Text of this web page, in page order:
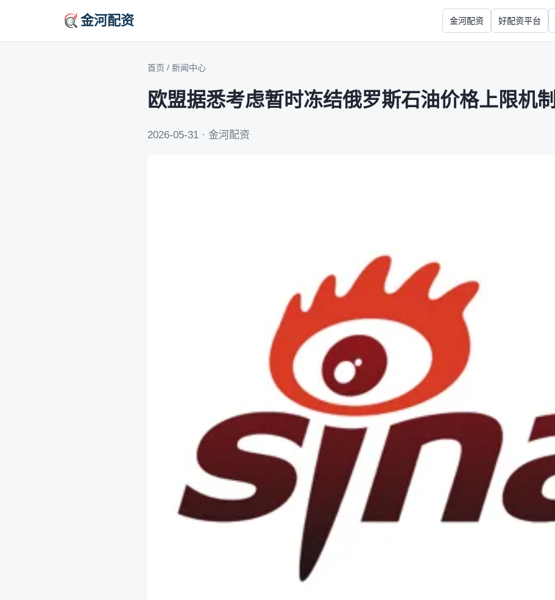
金河配资 金河配资 好配资平台
首页 / 新闻中心
欧盟据悉考虑暂时冻结俄罗斯石油价格上限机制
2026-05-31 · 金河配资